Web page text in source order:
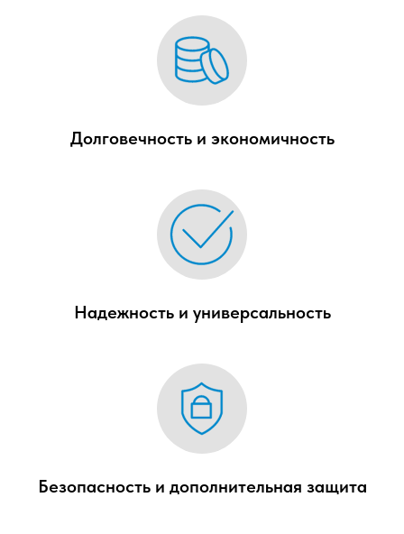
Долговечность и экономичность
Надежность и универсальность
Безопасность и дополнительная защита